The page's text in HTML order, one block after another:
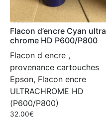
Flacon d’encre Cyan ultra
chrome HD P600/P800
Flacon d encre ,
provenance cartouches
Epson, Flacon encre
ULTRACHROME HD
(P600/P800)
32.00€